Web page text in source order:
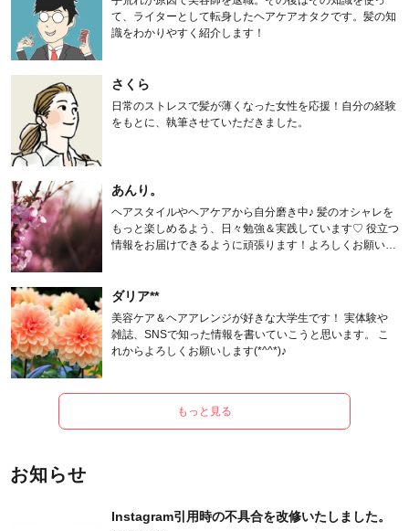
て、ライターとして転身したヘアケアオタクです。髪の知
識をわかりやすく紹介します！
さくら
日常のストレスで髪が薄くなった女性を応援！自分の経験
をもとに、執筆させていただきました。
あんり。
ヘアスタイルやヘアケアから自分磨き中♪ 髪のオシャレを
もっと楽しめるよう、日々勉強＆実践しています♡ 役立つ
情報をお届けできるように頑張ります！よろしくお願いし
ダリア**
美容ケア＆ヘアアレンジが好きな大学生です！ 実体験や
雑誌、SNSで知った情報を書いていこうと思います。 こ
れからよろしくお願いします(*^^*)♪
もっと見る
お知らせ
Instagram引用時の不具合を改修いたしました。